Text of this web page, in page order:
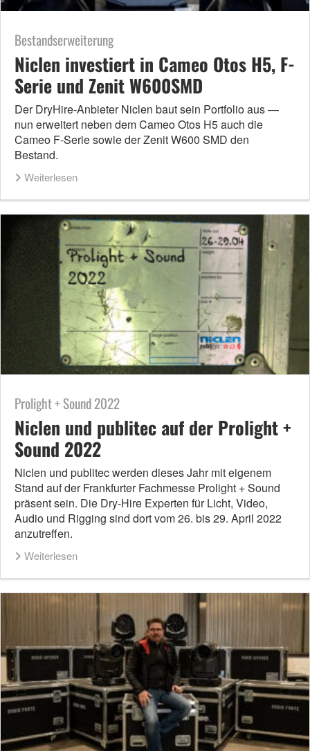
Bestandserweiterung
Niclen investiert in Cameo Otos H5, F-
Serie und Zenit W600SMD
Der DryHire-Anbieter Niclen baut sein Portfolio aus —
nun erweitert neben dem Cameo Otos H5 auch die
Cameo F-Serie sowie der Zenit W600 SMD den
Bestand.
Weiterlesen
Prolight + Sound 2022
Niclen und publitec auf der Prolight +
Sound 2022
Niclen und publitec werden dieses Jahr mit eigenem
Stand auf der Frankfurter Fachmesse Prolight + Sound
präsent sein. Die Dry-Hire Experten für Licht, Video,
Audio und Rigging sind dort vom 26. bis 29. April 2022
anzutreffen.
Weiterlesen